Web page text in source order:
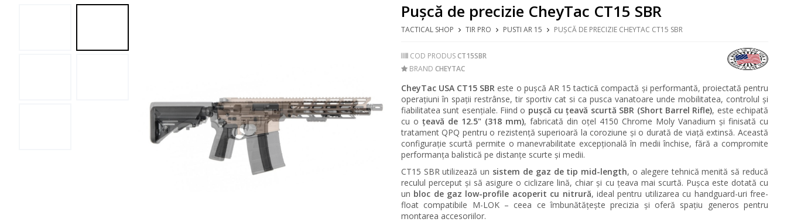
Pușcă de precizie CheyTac CT15 SBR
TACTICAL SHOP TIR PRO PUSTI AR 15 PUȘCĂ DE PRECIZIE CHEYTAC CT15 SBR
COD PRODUSCT15SBR
BRAND CHEYTAC
CheyTac USA CT15 SBR este o pușcă AR 15 tacticǎ compactă și performantă, proiectată pentru
operațiuni în spații restrânse,tir sportiv cat si ca pusca vanatoare unde mobilitatea, controlul și
fiabilitatea sunt esențiale. Fiind o pușcă cu țeavă scurtă SBR (Short Barrel Rifle), este echipată
cu o țeavă de 12.5" (318 mm), fabricată din oțel 4150 Chrome Moly Vanadium și finisată cu
tratament QPQ pentru o rezistență superioară la coroziune și o durată de viață extinsă. Această
configurație scurtă permite o manevrabilitate excepțională în medii închise, fără a compromite
performanța balistică pe distanțe scurte și medii.
CT15 SBR utilizează un sistem de gaz de tip mid-length, o alegere tehnică menită să reducă
reculul perceput și să asigure o ciclizare lină, chiar și cu țeava mai scurtă. Pușca este dotată cu
un bloc de gaz low-profile acoperit cu nitrură, ideal pentru utilizarea cu handguard-uri free-
float compatibile M-LOK – ceea ce îmbunătățește precizia și oferă spațiu generos pentru
montarea accesoriilor.